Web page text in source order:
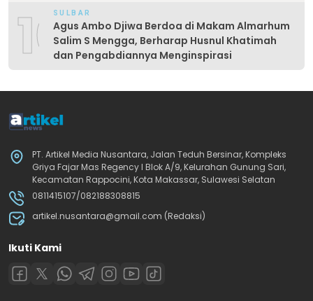
10SULBAR
Agus Ambo Djiwa Berdoa di Makam Almarhum
Salim S Mengga, Berharap Husnul Khatimah
dan Pengabdiannya Menginspirasi
PT. Artikel Media Nusantara, Jalan Teduh Bersinar, Kompleks
Griya Fajar Mas Regency I Blok A/9, Kelurahan Gunung Sari,
Kecamatan Rappocini, Kota Makassar, Sulawesi Selatan
0811415107/082188308815
artikel.nusantara@gmail.com (Redaksi)
Ikuti Kami